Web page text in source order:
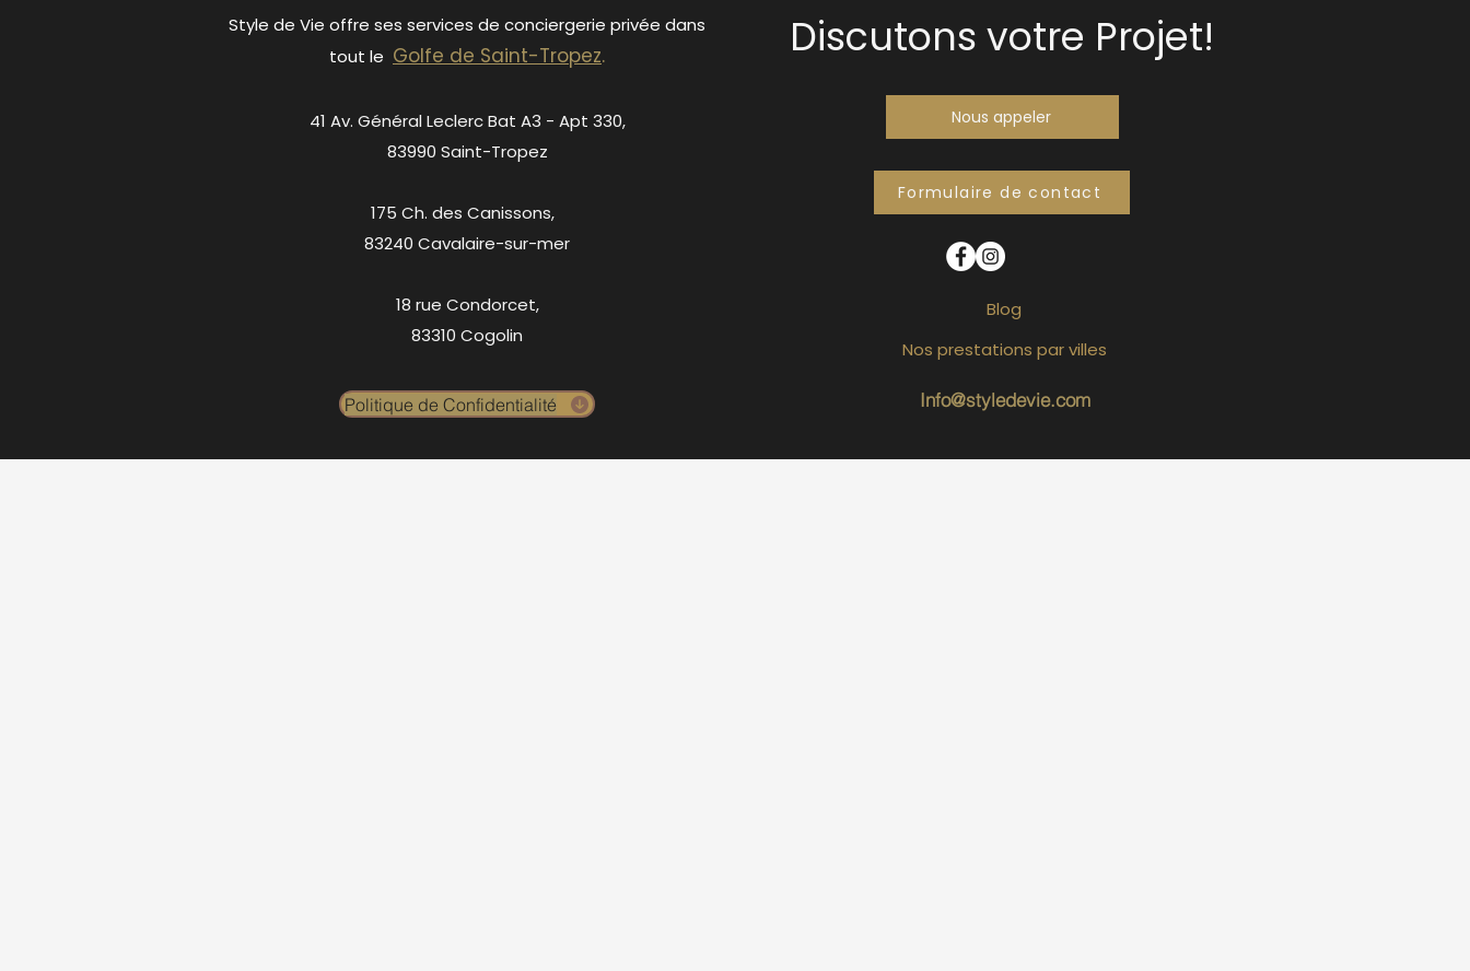
Style de Vie offre ses services de conciergerie privée dans
tout le Golfe de Saint-Tropez.
41 Av. Général Leclerc Bat A3 - Apt 330,
83990 Saint-Tropez
175 Ch. des Canissons,
83240 Cavalaire-sur-mer
18 rue Condorcet,
83310 Cogolin
Politique de Confidentialité
Discutons votre Projet!
Nous appeler
Formulaire de contact
Blog
Info@styledevie.com
Nos prestations par villes